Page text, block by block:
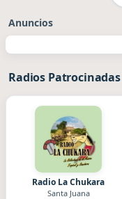
Anuncios
Radios Patrocinadas
Radio La Chukara
Santa Juana